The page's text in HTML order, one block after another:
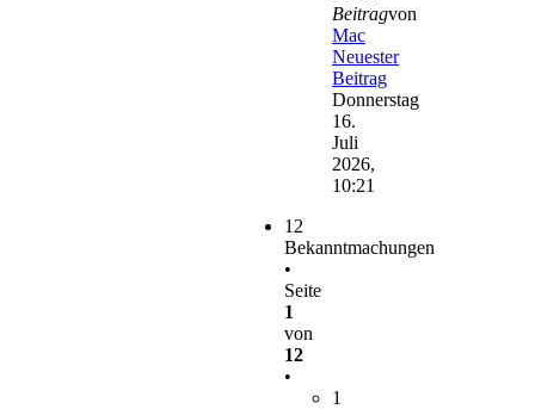
Beitragvon
Mac
Neuester
Beitrag
Donnerstag
16.
Juli
2026,
10:21
12
Bekanntmachungen
•
Seite
1
von
12
•
1